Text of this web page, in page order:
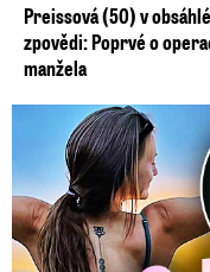
Preissová (50) v obsáhlé
zpovědi: Poprvé o
manžela
Germáni z Jejího těla: